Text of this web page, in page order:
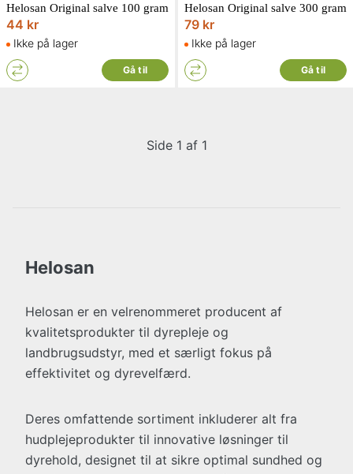
Helosan Original salve 100 gram
44 kr
Ikke på lager
Gå til
Helosan Original salve 300 gram
79 kr
Ikke på lager
Gå til
Side 1 af 1
Helosan
Helosan er en velrenommeret producent af
kvalitetsprodukter til dyrepleje og
landbrugsudstyr, med et særligt fokus på
effektivitet og dyrevelfærd.
Deres omfattende sortiment inkluderer alt fra
hudplejeprodukter til innovative løsninger til
dyrehold, designet til at sikre optimal sundhed og